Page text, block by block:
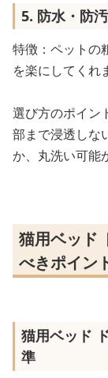
5. 防水・防
特徴：ペットの
を楽にしてくれ
選び方のポイン
部まで浸透しな
か、丸洗い可能
猫用ベッド
べきポイン
猫用ベッド
準